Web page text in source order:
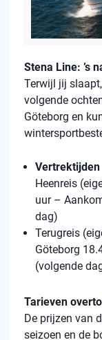
Stena Line: ’s
Terwijl jij
volgende
Göteborg en
Vertrektijden
Heenreis
uur –
dag)
Terugreis
Göteborg
(volgende
Tarieven
De prijzen van
seizoen en de